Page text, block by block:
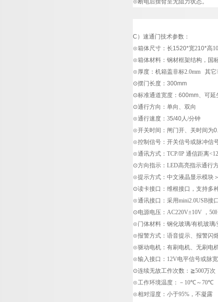
⊙断电后摆臂呈无阻力状态。
C ）速通门技术参数：
⊙箱体尺寸：长1520*宽210*高
⊙箱体材料：钢材框架结构，国
⊙厚度：机箱盖非标2.0mm 其它
⊙摆门长度：300mm
⊙标准通道宽度：600mm、可延
⊙通行方向：单向、双向
⊙通行速度： 35/40人/分钟
⊙开关时间：闸门开、关时间为
⊙控制信号：开关信号或脉冲信
⊙通讯方式： TCP/IP 通信距离
⊙方向指示： LED高亮指示通行
⊙提示方式：中文液晶显示模块
⊙读卡接口：维根接口，支持多
⊙通讯接口：采用mini2.0USB接
⊙电源电压： AC220V±10V ，
⊙门体材料：钢化玻璃/有机玻璃/
⊙报警方式：语音提示、报警闪
⊙驱动电机：有刷电机、无刷电
⊙输入接口： 12V电平信号或脉
⊙连续无故工作次数： ≧500万次
⊙工作环境温度：－ 10℃～70℃
⊙相对湿度：小于95% ，不凝露